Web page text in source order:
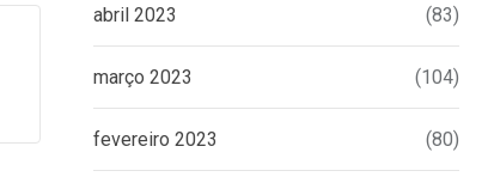
abril 2023 (83)
março 2023 (104)
fevereiro 2023 (80)